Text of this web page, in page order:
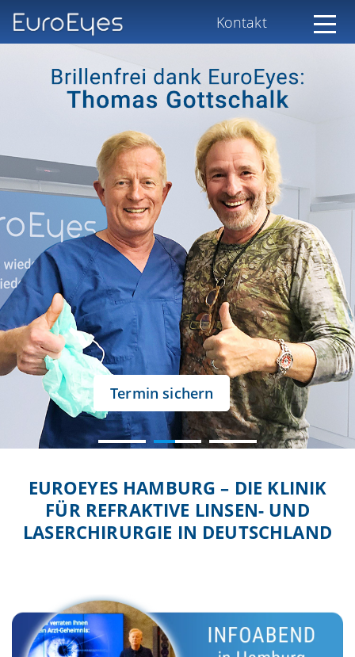
Kontakt
Termin sichern
EUROEYES HAMBURG – DIE KLINIK
FÜR REFRAKTIVE LINSEN- UND
LASERCHIRURGIE IN DEUTSCHLAND
Mit dem Laden des Videos akzeptieren Sie die
Datenschutzerklärung von YouTube.
Mehr erfahren